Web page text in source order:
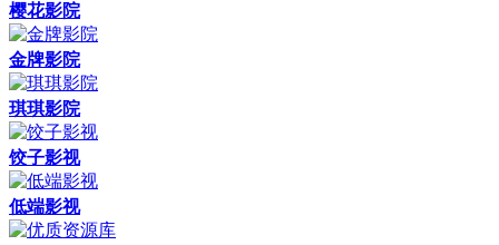
樱花影院
金牌影院
琪琪影院
饺子影视
低端影视